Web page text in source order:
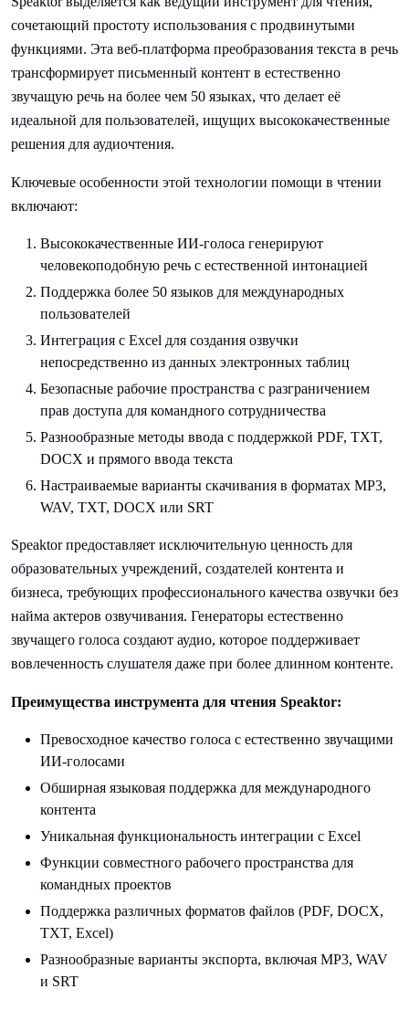
сочетающий простоту использования с продвинутыми
функциями. Эта веб-платформа преобразования текста в речь
трансформирует письменный контент в естественно
звучащую речь на более чем 50 языках, что делает её
идеальной для пользователей, ищущих высококачественные
решения для аудиочтения.
Ключевые особенности этой технологии помощи в чтении
включают:
Высококачественные ИИ-голоса генерируют
человекоподобную речь с естественной интонацией
Поддержка более 50 языков для международных
пользователей
Интеграция с Excel для создания озвучки
непосредственно из данных электронных таблиц
Безопасные рабочие пространства с разграничением
прав доступа для командного сотрудничества
Разнообразные методы ввода с поддержкой PDF, TXT,
DOCX и прямого ввода текста
Настраиваемые варианты скачивания в форматах MP3,
WAV, TXT, DOCX или SRT
Speaktor предоставляет исключительную ценность для
образовательных учреждений, создателей контента и
бизнеса, требующих профессионального качества озвучки без
найма актеров озвучивания. Генераторы естественно
звучащего голоса создают аудио, которое поддерживает
вовлеченность слушателя даже при более длинном контенте.
Преимущества инструмента для чтения Speaktor:
Превосходное качество голоса с естественно звучащими
ИИ-голосами
Обширная языковая поддержка для международного
контента
Уникальная функциональность интеграции с Excel
Функции совместного рабочего пространства для
командных проектов
Поддержка различных форматов файлов (PDF, DOCX,
TXT, Excel)
Разнообразные варианты экспорта, включая MP3, WAV
и SRT